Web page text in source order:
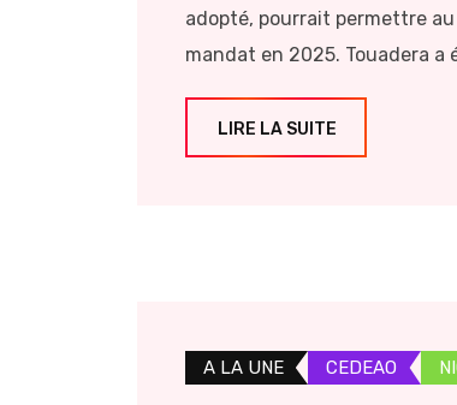
adopté, pourrait permettre
mandat en 2025. Touadera a
LIRE LA SUITE
A LA UNE CEDEAO